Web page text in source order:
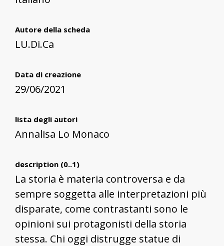
Autore della scheda
LU.Di.Ca
Data di creazione
29/06/2021
lista degli autori
Annalisa Lo Monaco
description (0..1)
La storia è materia controversa e da
sempre soggetta alle interpretazioni più
disparate, come contrastanti sono le
opinioni sui protagonisti della storia
stessa. Chi oggi distrugge statue di